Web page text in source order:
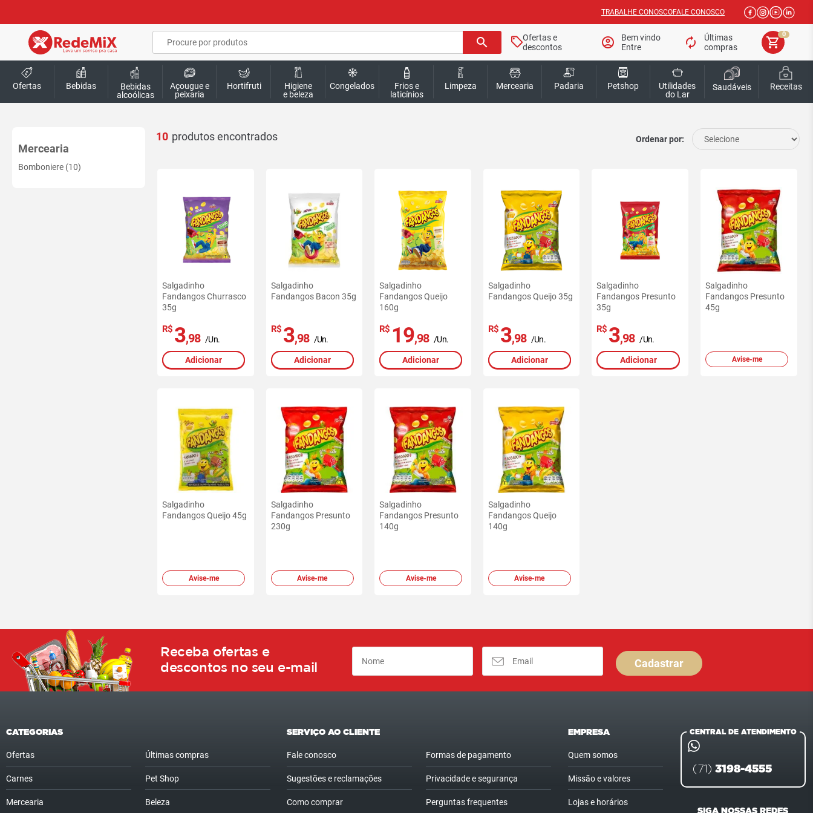
TRABALHE CONOSCOFALE CONOSCO
search
Ofertas e
descontos
account_circle
Bem vindo
Entre
autorenew
Últimas
compras
shopping_cart
0
Ofertas Bebidas
Bebidas
alcoólicas
Açougue e
peixaria
Hortifruti
Higiene
e beleza
Congelados
Frios e
laticínios
Limpeza Mercearia Padaria Petshop
Utilidades
do Lar
Saudáveis Receitas
Mercearia
Bomboniere (10)
10 Ordenar por:
Salgadinho
Fandangos Churrasco
35g
R$ 3,98 /Un.
Adicionar
Salgadinho
Fandangos Bacon 35g
R$ 3,98 /Un.
Adicionar
Salgadinho
Fandangos Queijo
160g
R$ 19,98 /Un.
Adicionar
Salgadinho
Fandangos Queijo 35g
R$ 3,98 /Un.
Adicionar
Salgadinho
Fandangos Presunto
35g
R$ 3,98 /Un.
Adicionar
Salgadinho
Fandangos Presunto
45g
Avise-me
Salgadinho
Fandangos Queijo 45g
Avise-me
Salgadinho
Fandangos Presunto
230g
Avise-me
Salgadinho
Fandangos Presunto
140g
Avise-me
Salgadinho
Fandangos Queijo
140g
Avise-me
Receba ofertas e
descontos no seu e-mail
Cadastrar
CATEGORIAS
Ofertas
Carnes
Mercearia
Últimas compras
Pet Shop
Beleza
SERVIÇO AO CLIENTE
Fale conosco
Sugestões e reclamações
Como comprar
Formas de pagamento
Privacidade e segurança
Perguntas frequentes
EMPRESA
Quem somos
Missão e valores
Lojas e horários
CENTRAL DE ATENDIMENTO
(71) 3198-4555
SIGA NOSSAS REDES